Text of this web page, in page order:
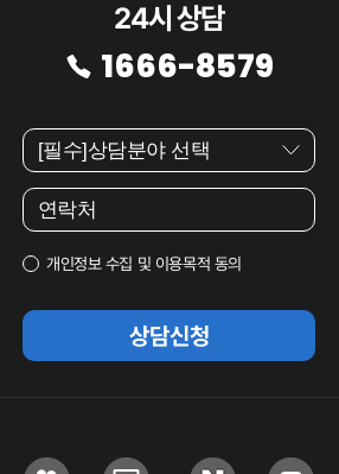
24시 상담
1666-8579
개인정보 수집 및 이용목적 동의
상담신청
상담여부
접수완료